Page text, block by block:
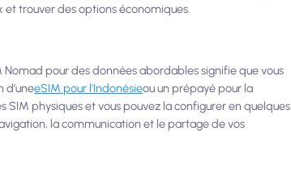
trouver des options économiques.
Nomad pour des données abordables signifie que vous
d’uneeSIM pour l'Indonésieou un prépayé pour la
physiques et vous pouvez la configurer en quelques
la communication et le partage de vos